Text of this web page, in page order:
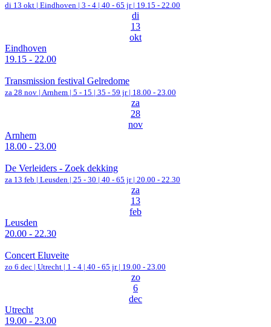
di 13 okt | Eindhoven | 3 - 4 | 40 - 65 jr | 19.15 - 22.00
di
13
okt
Eindhoven
19.15 - 22.00
Transmission festival Gelredome
za 28 nov | Arnhem | 5 - 15 | 35 - 59 jr | 18.00 - 23.00
za
28
nov
Arnhem
18.00 - 23.00
De Verleiders - Zoek dekking
za 13 feb | Leusden | 25 - 30 | 40 - 65 jr | 20.00 - 22.30
za
13
feb
Leusden
20.00 - 22.30
Concert Eluveite
zo 6 dec | Utrecht | 1 - 4 | 40 - 65 jr | 19.00 - 23.00
zo
6
dec
Utrecht
19.00 - 23.00